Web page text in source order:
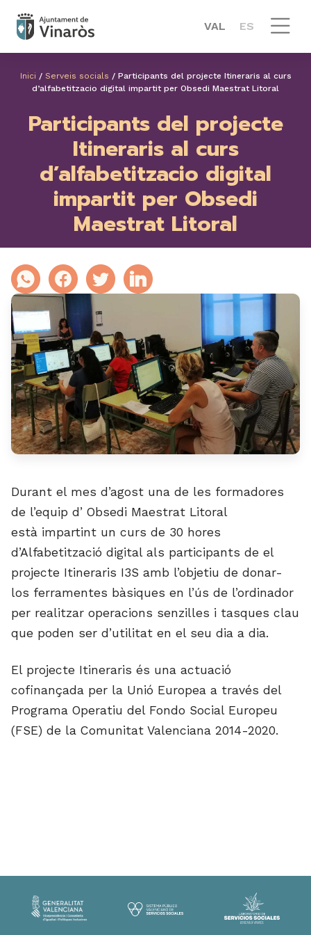
VAL ES
Inici / Serveis socials / Participants del projecte Itineraris al curs
d’alfabetitzacio digital impartit per Obsedi Maestrat Litoral
Participants del projecte
Itineraris al curs
d’alfabetitzacio digital
impartit per Obsedi
Maestrat Litoral
Durant el mes d’agost una de les formadores
de l’equip d’ Obsedi Maestrat Litoral
està impartint un curs de 30 hores
d’Alfabetització digital als participants de el
projecte Itineraris I3S amb l’objetiu de donar-
los ferramentes bàsiques en l’ús de l’ordinador
per realitzar operacions senzilles i tasques clau
que poden ser d’utilitat en el seu dia a dia.
El projecte Itineraris és una actuació
cofinançada per la Unió Europea a través del
Programa Operatiu del Fondo Social Europeu
(FSE) de la Comunitat Valenciana 2014-2020.